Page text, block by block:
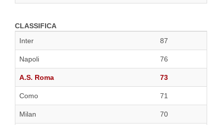
CLASSIFICA
Inter
87
Napoli 76
A.S. Roma 73
Como 71
Milan 70